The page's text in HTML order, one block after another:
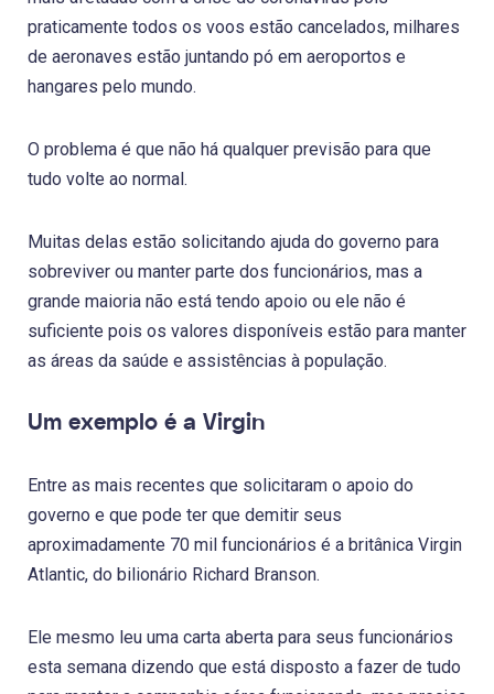
praticamente todos os voos estão cancelados, milhares
de aeronaves estão juntando pó em aeroportos e
hangares pelo mundo.
O problema é que não há qualquer previsão para que
tudo volte ao normal.
Muitas delas estão solicitando ajuda do governo para
sobreviver ou manter parte dos funcionários, mas a
grande maioria não está tendo apoio ou ele não é
suficiente pois os valores disponíveis estão para manter
as áreas da saúde e assistências à população.
Um exemplo é a Virgin
Entre as mais recentes que solicitaram o apoio do
governo e que pode ter que demitir seus
aproximadamente 70 mil funcionários é a britânica Virgin
Atlantic, do bilionário Richard Branson.
Ele mesmo leu uma carta aberta para seus funcionários
esta semana dizendo que está disposto a fazer de tudo